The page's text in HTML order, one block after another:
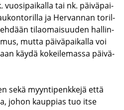
vuo­si­pai­kal­la tai nk. päi­vä­pai­
ja Her­van­nan to­ril­
ti­lao­mai­suu­den hal­lin­
mutta päi­vä­pai­kal­la voi
käydä ko­kei­le­mas­sa päi­vä­
sekä myyn­ti­penk­ke­jä että
johon kaup­pias tuo itse